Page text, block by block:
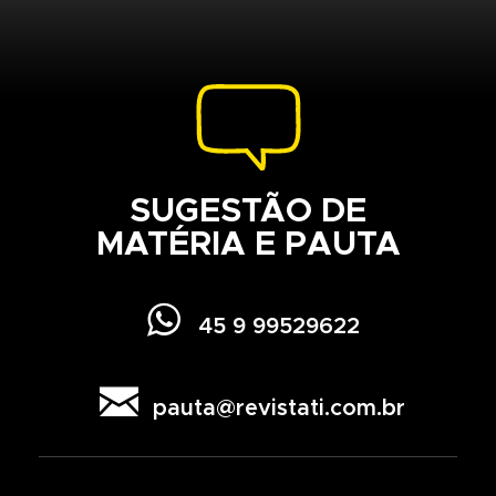
SUGESTÃO DE
MATÉRIA E PAUTA
 45 9 99529622
 pauta@revistati.com.br